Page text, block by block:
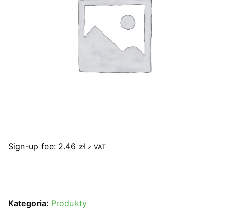
Sign-up fee: 2.46 zł z VAT
Kategoria: Produkty